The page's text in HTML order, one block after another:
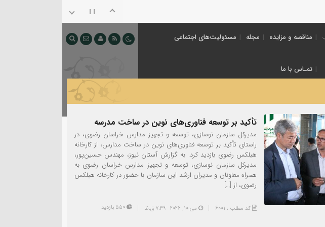
مناقصه و مزایده مجله مسئولیت‌های اجتماعی
تمـاس با ما
تأکید بر توسعه فناوری‌های نوین در ساخت مدرسه
مدیرکل سازمان نوسازی، توسعه و تجهیز مدارس خراسان رضوی، در
راستای تأکید بر توسعه فناوری‌های نوین در ساخت مدارس، از کارخانه
هبلکس رضوی بازدید کرد. به گزارش آستان نیوز، مهندس حسین‌پور،
مدیرکل سازمان نوسازی، توسعه و تجهیز مدارس خراسان رضوی به
همراه معاونان و مدیران ارشد این سازمان با حضور در کارخانه هبلکس
رضوی، از […]
کد مطلب : 6001 می 10, 2026 - 7:39 ق.ظ